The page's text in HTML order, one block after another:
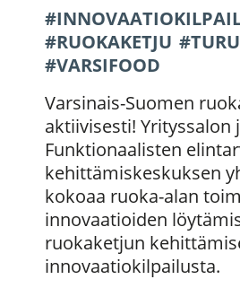
RUOKAKETJU
VARSIFOOD
Varsinais-Suomen
aktiivisesti! Yrityssalon
Funktionaalisten
kehittämiskeskuksen
kokoaa ruoka-alan
innovaatioiden
ruokaketjun
innovaatiokilpailusta.